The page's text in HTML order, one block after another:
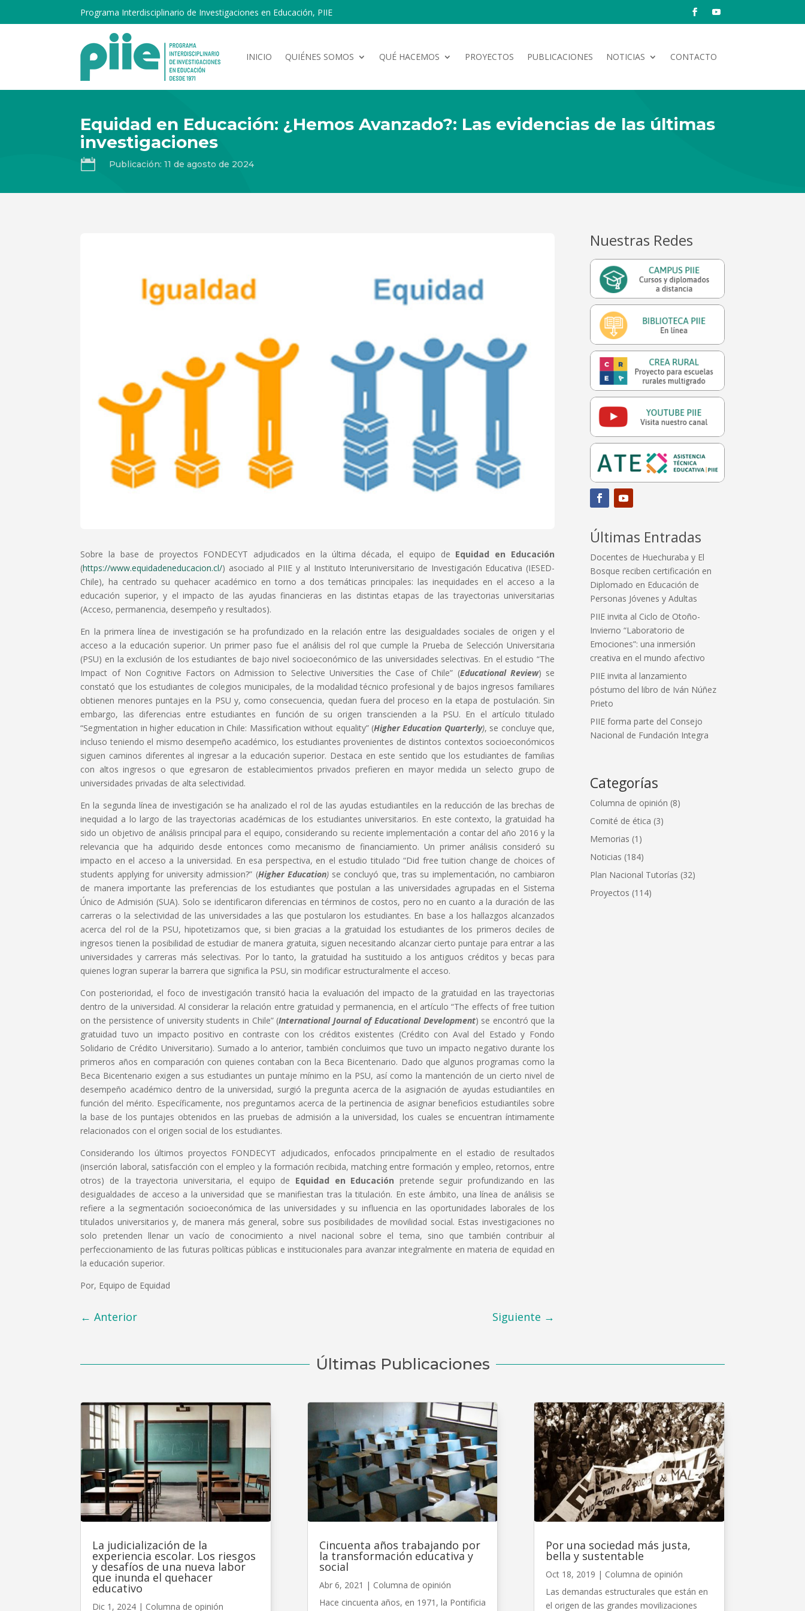
Programa Interdisciplinario de Investigaciones en Educación, PIIE
INICIO QUIÉNES SOMOS QUÉ HACEMOS PROYECTOS PUBLICACIONES NOTICIAS CONTACTO
Equidad en Educación: ¿Hemos Avanzado?: Las evidencias de las últimas
investigaciones
 Publicación: 11 de agosto de 2024
Sobre la base de proyectos FONDECYT adjudicados en la última década, el equipo de Equidad en Educación
(https://www.equidadeneducacion.cl/) asociado al PIIE y al Instituto Interuniversitario de Investigación Educativa (IESED-
Chile), ha centrado su quehacer académico en torno a dos temáticas principales: las inequidades en el acceso a la
educación superior, y el impacto de las ayudas financieras en las distintas etapas de las trayectorias universitarias
(Acceso, permanencia, desempeño y resultados).
En la primera línea de investigación se ha profundizado en la relación entre las desigualdades sociales de origen y el
acceso a la educación superior. Un primer paso fue el análisis del rol que cumple la Prueba de Selección Universitaria
(PSU) en la exclusión de los estudiantes de bajo nivel socioeconómico de las universidades selectivas. En el estudio “The
Impact of Non Cognitive Factors on Admission to Selective Universities the Case of Chile” (Educational Review) se
constató que los estudiantes de colegios municipales, de la modalidad técnico profesional y de bajos ingresos familiares
obtienen menores puntajes en la PSU y, como consecuencia, quedan fuera del proceso en la etapa de postulación. Sin
embargo, las diferencias entre estudiantes en función de su origen transcienden a la PSU. En el artículo titulado
“Segmentation in higher education in Chile: Massification without equality” (Higher Education Quarterly), se concluye que,
incluso teniendo el mismo desempeño académico, los estudiantes provenientes de distintos contextos socioeconómicos
siguen caminos diferentes al ingresar a la educación superior. Destaca en este sentido que los estudiantes de familias
con altos ingresos o que egresaron de establecimientos privados prefieren en mayor medida un selecto grupo de
universidades privadas de alta selectividad.
En la segunda línea de investigación se ha analizado el rol de las ayudas estudiantiles en la reducción de las brechas de
inequidad a lo largo de las trayectorias académicas de los estudiantes universitarios. En este contexto, la gratuidad ha
sido un objetivo de análisis principal para el equipo, considerando su reciente implementación a contar del año 2016 y la
relevancia que ha adquirido desde entonces como mecanismo de financiamiento. Un primer análisis consideró su
impacto en el acceso a la universidad. En esa perspectiva, en el estudio titulado “Did free tuition change de choices of
students applying for university admission?” (Higher Education)se concluyó que, tras su implementación, no cambiaron
de manera importante las preferencias de los estudiantes que postulan a las universidades agrupadas en el Sistema
Único de Admisión (SUA). Solo se identificaron diferencias en términos de costos, pero no en cuanto a la duración de las
carreras o la selectividad de las universidades a las que postularon los estudiantes. En base a los hallazgos alcanzados
acerca del rol de la PSU, hipotetizamos que, si bien gracias a la gratuidad los estudiantes de los primeros deciles de
ingresos tienen la posibilidad de estudiar de manera gratuita, siguen necesitando alcanzar cierto puntaje para entrar a las
universidades y carreras más selectivas. Por lo tanto, la gratuidad ha sustituido a los antiguos créditos y becas para
quienes logran superar la barrera que significa la PSU, sin modificar estructuralmente el acceso.
Con posterioridad, el foco de investigación transitó hacia la evaluación del impacto de la gratuidad en las trayectorias
dentro de la universidad. Al considerar la relación entre gratuidad y permanencia, en el artículo “The effects of free tuition
on the persistence of university students in Chile” (International Journal of Educational Development) se encontró que la
gratuidad tuvo un impacto positivo en contraste con los créditos existentes (Crédito con Aval del Estado y Fondo
Solidario de Crédito Universitario). Sumado a lo anterior, también concluimos que tuvo un impacto negativo durante los
primeros años en comparación con quienes contaban con la Beca Bicentenario. Dado que algunos programas como la
Beca Bicentenario exigen a sus estudiantes un puntaje mínimo en la PSU, así como la mantención de un cierto nivel de
desempeño académico dentro de la universidad, surgió la pregunta acerca de la asignación de ayudas estudiantiles en
función del mérito. Específicamente, nos preguntamos acerca de la pertinencia de asignar beneficios estudiantiles sobre
la base de los puntajes obtenidos en las pruebas de admisión a la universidad, los cuales se encuentran íntimamente
relacionados con el origen social de los estudiantes.
Considerando los últimos proyectos FONDECYT adjudicados, enfocados principalmente en el estadio de resultados
(inserción laboral, satisfacción con el empleo y la formación recibida, matching entre formación y empleo, retornos, entre
otros) de la trayectoria universitaria, el equipo de Equidad en Educación pretende seguir profundizando en las
desigualdades de acceso a la universidad que se manifiestan tras la titulación. En este ámbito, una línea de análisis se
refiere a la segmentación socioeconómica de las universidades y su influencia en las oportunidades laborales de los
titulados universitarios y, de manera más general, sobre sus posibilidades de movilidad social. Estas investigaciones no
solo pretenden llenar un vacío de conocimiento a nivel nacional sobre el tema, sino que también contribuir al
perfeccionamiento de las futuras políticas públicas e institucionales para avanzar integralmente en materia de equidad en
la educación superior.
Por, Equipo de Equidad
←Anterior Siguiente →
Nuestras Redes
Últimas Entradas
Docentes de Huechuraba y El
Bosque reciben certificación en
Diplomado en Educación de
Personas Jóvenes y Adultas
PIIE invita al Ciclo de Otoño-
Invierno “Laboratorio de
Emociones”: una inmersión
creativa en el mundo afectivo
PIIE invita al lanzamiento
póstumo del libro de Iván Núñez
Prieto
PIIE forma parte del Consejo
Nacional de Fundación Integra
Categorías
Columna de opinión (8)
Comité de ética (3)
Memorias (1)
Noticias (184)
Plan Nacional Tutorías (32)
Proyectos (114)
Últimas Publicaciones
La judicialización de la
experiencia escolar. Los riesgos
y desafíos de una nueva labor
que inunda el quehacer
educativo
Dic 1, 2024 | Columna de opinión
Cincuenta años trabajando por
la transformación educativa y
social
Abr 6, 2021 | Columna de opinión
Hace cincuenta años, en 1971, la Pontificia
Por una sociedad más justa,
bella y sustentable
Oct 18, 2019 | Columna de opinión
Las demandas estructurales que están en
el origen de las grandes movilizaciones